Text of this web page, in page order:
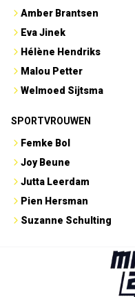
Amber Brantsen
Eva Jinek
Hélène Hendriks
Malou Petter
Welmoed Sijtsma
SPORTVROUWEN
Femke Bol
Joy Beune
Jutta Leerdam
Pien Hersman
Suzanne Schulting